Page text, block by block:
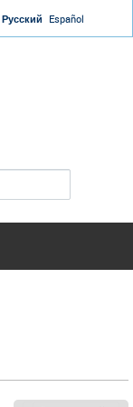
Русский Español